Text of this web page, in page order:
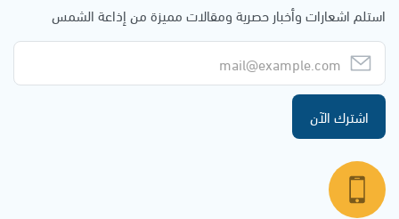
استلم اشعارات وأخبار حصرية ومقالات مميزة من إذاعة الشمس
اشترك الآن